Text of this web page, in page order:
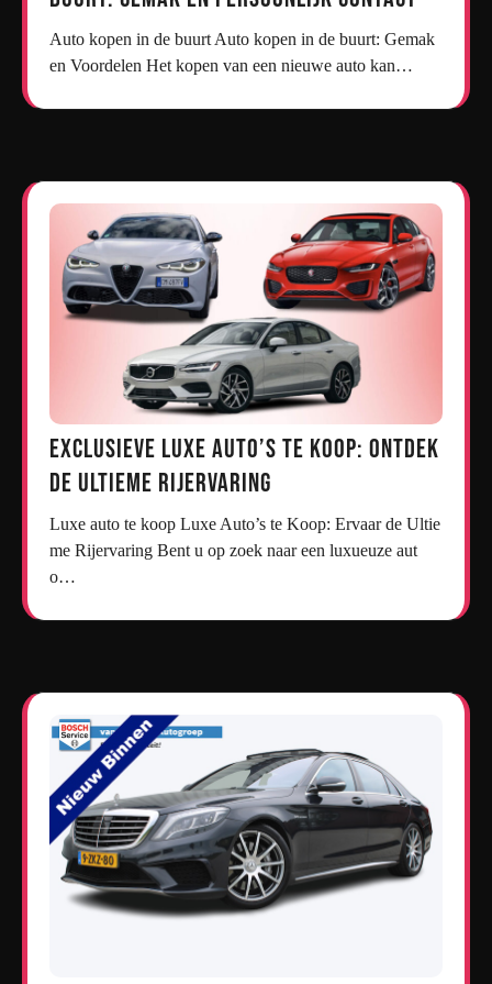
Auto kopen in de buurt Auto kopen in de buurt: Gemak
en Voordelen Het kopen van een nieuwe auto kan…
Exclusieve Luxe Auto’s te Koop: Ontdek
de Ultieme Rijervaring
Luxe auto te koop Luxe Auto’s te Koop: Ervaar de Ultie
me Rijervaring Bent u op zoek naar een luxueuze aut
o…